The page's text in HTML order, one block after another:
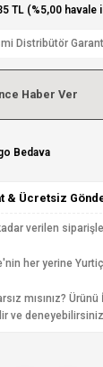
TL (%5,00 havale
Distribütör
Haber Ver
Bedava
& Ücretsiz
verilen
her yerine
mısınız?
ve